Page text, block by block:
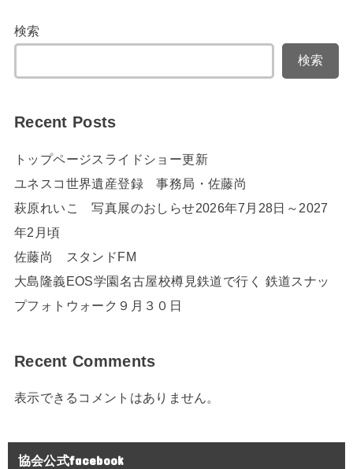
検索
検索
Recent Posts
トップページスライドショー更新
ユネスコ世界遺産登録 事務局・佐藤尚
萩原れいこ 写真展のおしらせ2026年7月28日～2027
年2月頃
佐藤尚 スタンドFM
大島隆義EOS学園名古屋校樽見鉄道で行く 鉄道スナッ
プフォトウォーク９月３０日
Recent Comments
表示できるコメントはありません。
協会公式facebook